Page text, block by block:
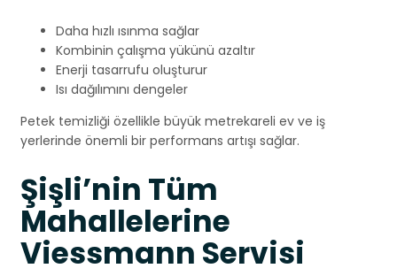
Daha hızlı ısınma sağlar
Kombinin çalışma yükünü azaltır
Enerji tasarrufu oluşturur
Isı dağılımını dengeler
Petek temizliği özellikle büyük metrekareli ev ve iş
yerlerinde önemli bir performans artışı sağlar.
Şişli’nin Tüm
Mahallelerine
Viessmann Servisi